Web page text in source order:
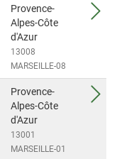
Provence-
Alpes-Côte
d'Azur
13008
MARSEILLE-08
Provence-
Alpes-Côte
d'Azur
13001
MARSEILLE-01